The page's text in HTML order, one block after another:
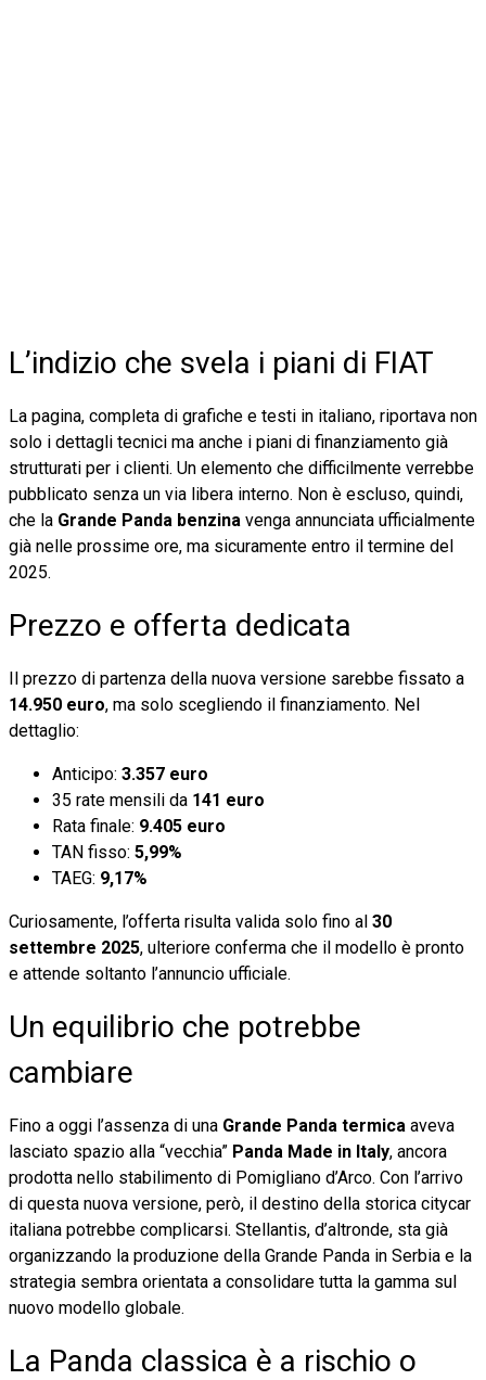
L’indizio che svela i piani di FIAT
La pagina, completa di grafiche e testi in italiano, riportava non
solo i dettagli tecnici ma anche i piani di finanziamento già
strutturati per i clienti. Un elemento che difficilmente verrebbe
pubblicato senza un via libera interno. Non è escluso, quindi,
che la Grande Panda benzina venga annunciata ufficialmente
già nelle prossime ore, ma sicuramente entro il termine del
2025.
Prezzo e offerta dedicata
Il prezzo di partenza della nuova versione sarebbe fissato a
14.950 euro, ma solo scegliendo il finanziamento. Nel
dettaglio:
Anticipo: 3.357 euro
35 rate mensili da 141 euro
Rata finale: 9.405 euro
TAN fisso: 5,99%
TAEG: 9,17%
Curiosamente, l’offerta risulta valida solo fino al 30
settembre 2025, ulteriore conferma che il modello è pronto
e attende soltanto l’annuncio ufficiale.
Un equilibrio che potrebbe
cambiare
Fino a oggi l’assenza di una Grande Panda termica aveva
lasciato spazio alla “vecchia” Panda Made in Italy, ancora
prodotta nello stabilimento di Pomigliano d’Arco. Con l’arrivo
di questa nuova versione, però, il destino della storica citycar
italiana potrebbe complicarsi. Stellantis, d’altronde, sta già
organizzando la produzione della Grande Panda in Serbia e la
strategia sembra orientata a consolidare tutta la gamma sul
nuovo modello globale.
La Panda classica è a rischio o